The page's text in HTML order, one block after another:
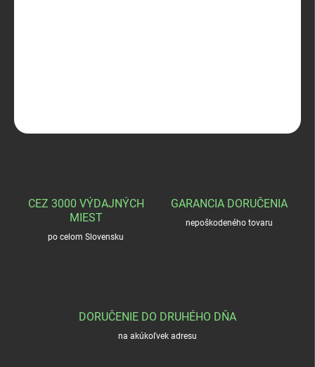
CEZ 3000 VÝDAJNÝCH
MIEST
po celom Slovensku
GARANCIA DORUČENIA
nepoškodeného tovaru
DORUČENIE DO DRUHÉHO DŇA
na akúkoľvek adresu